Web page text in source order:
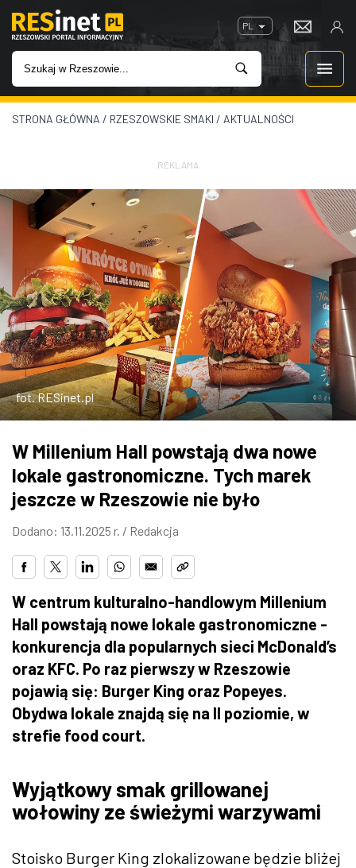
PL
WIADOMOŚCI
IMPREZY
ROZRYWKA
W KINACH
GASTRONOMIA
ZDJĘCIA
W RZESZOWIE
STRONA GŁÓWNA / RZESZOWSKIE SMAKI / AKTUALNOŚCI
REKLAMA
fot. RESinet.pl
W Millenium Hall powstają dwa nowe
lokale gastronomiczne. Tych marek
jeszcze w Rzeszowie nie było
Dodano: 13.11.2025 r. / Redakcja
W centrum kulturalno-handlowym Millenium
Hall powstają nowe lokale gastronomiczne -
konkurencja dla popularnych sieci McDonald’s
oraz KFC. Po raz pierwszy w Rzeszowie
pojawią się: Burger King oraz Popeyes.
Obydwa lokale znajdą się na II poziomie, w
strefie food court.
Wyjątkowy smak grillowanej
wołowiny ze świeżymi warzywami
Stoisko Burger King zlokalizowane będzie bliżej